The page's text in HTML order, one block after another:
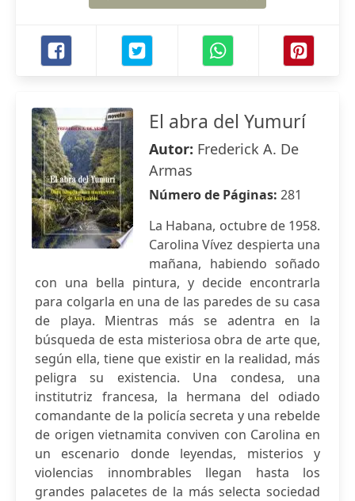
El abra del Yumurí
Autor: Frederick A. De
Armas
Número de Páginas: 281
La Habana, octubre de 1958.
Carolina Vívez despierta una
mañana, habiendo soñado
con una bella pintura, y decide encontrarla
para colgarla en una de las paredes de su casa
de playa. Mientras más se adentra en la
búsqueda de esta misteriosa obra de arte que,
según ella, tiene que existir en la realidad, más
peligra su existencia. Una condesa, una
institutriz francesa, la hermana del odiado
comandante de la policía secreta y una rebelde
de origen vietnamita conviven con Carolina en
un escenario donde leyendas, misterios y
violencias innombrables llegan hasta los
grandes palacetes de la más selecta sociedad